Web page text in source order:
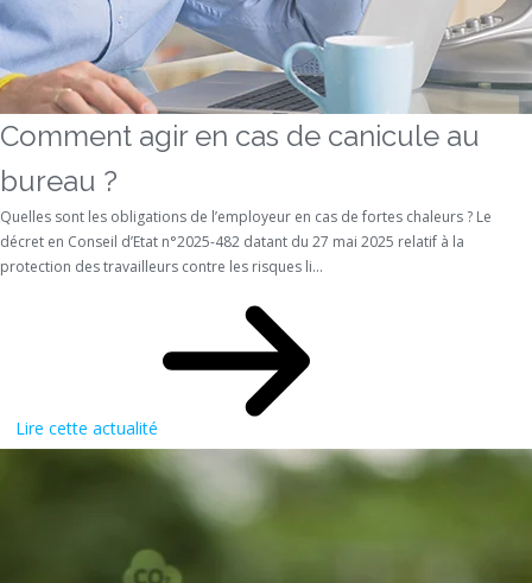
Comment agir en cas de canicule au
bureau ?
Quelles sont les obligations de l’employeur en cas de fortes chaleurs ? Le
décret en Conseil d’Etat n°2025-482 datant du 27 mai 2025 relatif à la
protection des travailleurs contre les risques li...
Lire cette actualité